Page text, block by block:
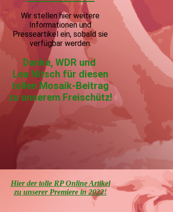
Wir stellen hier weitere
Informationen und
Presseartikel ein, sobald sie
verfügbar werden.
Danke, WDR und
Lea Nitsch für diesen
tollen Mosaik-Beitrag
zu unserem Freischütz!
Hier der tolle RP Online Artikel
zu unserer Premiere in 2022!